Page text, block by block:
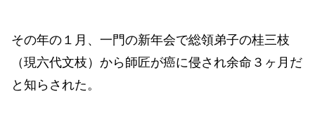
その年の１月、一門の新年会で総領弟子の桂三枝
（現六代文枝）から師匠が癌に侵され余命３ヶ月だ
と知らされた。